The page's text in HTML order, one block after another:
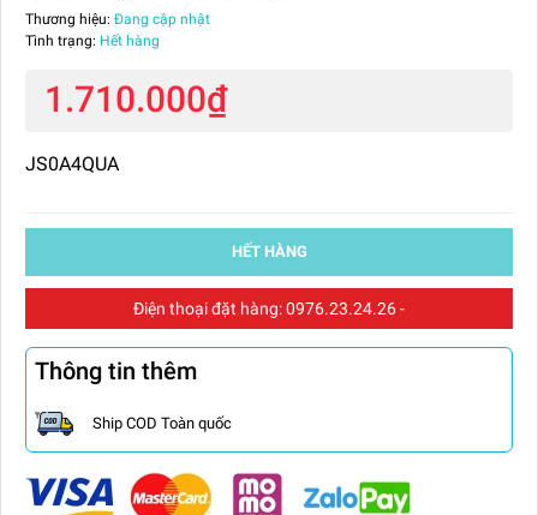
Thương hiệu: Đang cập nhật
Tình trạng: Hết hàng
1.710.000₫
JS0A4QUA
HẾT HÀNG
Điện thoại đặt hàng:0976.23.24.26-
Thông tin thêm
Ship COD Toàn quốc